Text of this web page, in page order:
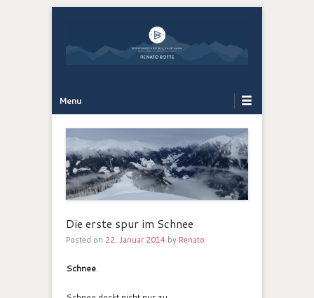
Menu
Die erste spur im Schnee
Posted on 22. Januar 2014 by Renato
Schnee.